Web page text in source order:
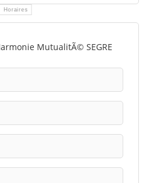
Horaires
MutualitÃ© SEGRE